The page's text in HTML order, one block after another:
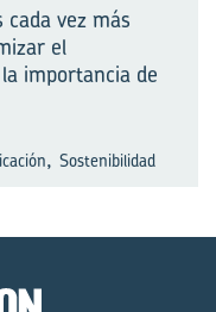
vez más
el
importancia de
, Sostenibilidad